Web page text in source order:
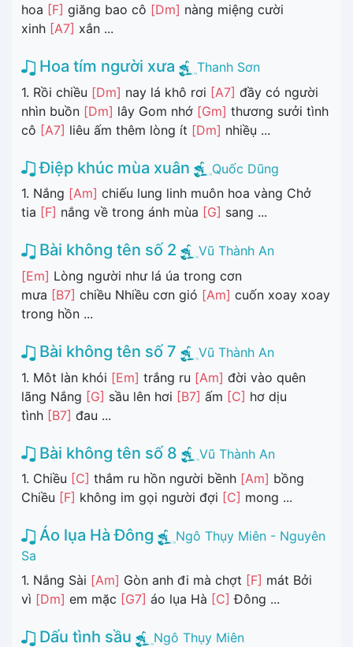
hoa [F] giăng bao cô [Dm] nàng miệng cười
xinh [A7] xắn ...
Hoa tím người xưa
Thanh Sơn
1. Rồi chiều [Dm] nay lá khô rơi [A7] đầy có người
nhìn buồn [Dm] lây Gom nhớ [Gm] thương sưởi tình
cô [A7] liêu ấm thêm lòng ít [Dm] nhiềụ ...
Điệp khúc mùa xuân
Quốc Dũng
1. Nắng [Am] chiếu lung linh muôn hoa vàng Chở
tia [F] nắng về trong ánh mùa [G] sang ...
Bài không tên số 2
Vũ Thành An
[Em] Lòng người như lá úa trong cơn
mưa [B7] chiều Nhiều cơn gió [Am] cuốn xoay xoay
trong hồn ...
Bài không tên số 7
Vũ Thành An
1. Môt làn khói [Em] trắng ru [Am] đời vào quên
lãng Nắng [G] sầu lên hơi [B7] ấm [C] hơ dịu
tình [B7] đau ...
Bài không tên số 8
Vũ Thành An
1. Chiều [C] thắm ru hồn người bềnh [Am] bồng
Chiều [F] không im gọi người đợi [C] mong ...
Áo lụa Hà Đông
Ngô Thụy Miên - Nguyên
Sa
1. Nắng Sài [Am] Gòn anh đi mà chợt [F] mát Bởi
vì [Dm] em mặc [G7] áo lụa Hà [C] Đông ...
Dấu tình sầu
Ngô Thụy Miên